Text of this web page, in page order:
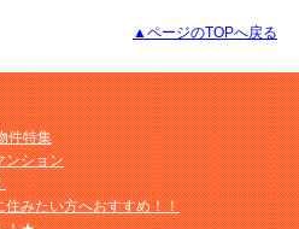
▲ページのTOPへ戻る
件特集
ンション
みたい方へおすすめ！！